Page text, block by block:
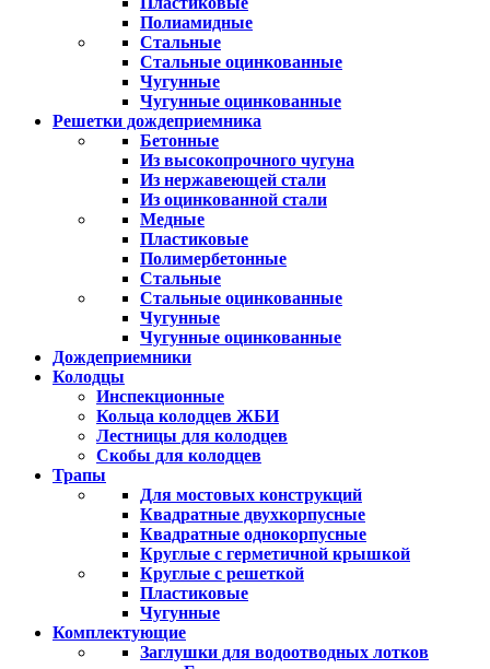
Полиамидные
Стальные
Стальные оцинкованные
Чугунные
Чугунные оцинкованные
Решетки дождеприемника
Бетонные
Из высокопрочного чугуна
Из нержавеющей стали
Из оцинкованной стали
Медные
Пластиковые
Полимербетонные
Стальные
Стальные оцинкованные
Чугунные
Чугунные оцинкованные
Дождеприемники
Колодцы
Инспекционные
Кольца колодцев ЖБИ
Лестницы для колодцев
Скобы для колодцев
Трапы
Для мостовых конструкций
Квадратные двухкорпусные
Квадратные однокорпусные
Круглые с герметичной крышкой
Круглые с решеткой
Пластиковые
Чугунные
Комплектующие
Заглушки для водоотводных лотков